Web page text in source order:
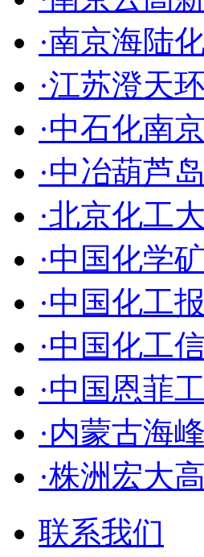
·南京海陆
·江苏澄天
·中石化南
·中冶葫芦
·北京化工
·中国化学
·中国化工
·中国化工
·中国恩菲
·内蒙古海
·株洲宏大
联系我们